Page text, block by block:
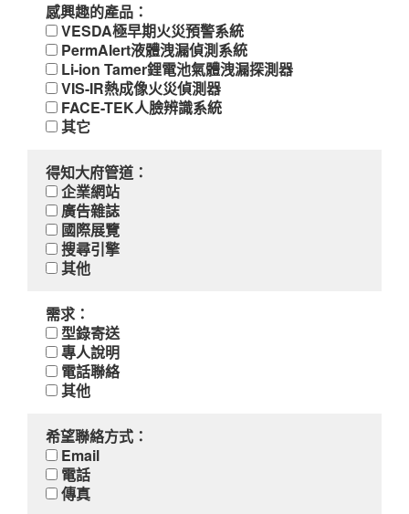
感興趣的產品：
VESDA極早期火災預警系統
PermAlert液體洩漏偵測系統
Li-ion Tamer鋰電池氣體洩漏探測器
VIS-IR熱成像火災偵測器
FACE-TEK人臉辨識系統
其它
得知大府管道：
企業網站
廣告雜誌
國際展覽
搜尋引擎
其他
需求：
型錄寄送
專人說明
電話聯絡
其他
希望聯絡方式：
Email
電話
傳真